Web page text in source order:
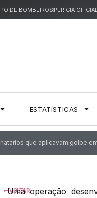
DE BOMBEIROSPERÍCIA
ESTATÍSTICAS
que aplicavam golpe
VOLTAR
Uma operação